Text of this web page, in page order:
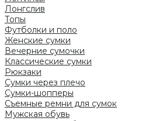
Лонгслив
Топы
Футболки и поло
Женские сумки
Вечерние сумочки
Классические сумки
Рюкзаки
Сумки через плечо
Сумки-шопперы
Съемные ремни для сумок
Мужская обувь